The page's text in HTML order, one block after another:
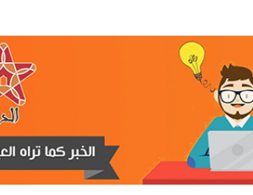
المغربية: كولومبيا تعلن تغيير موقفها وتعترف بسيادة